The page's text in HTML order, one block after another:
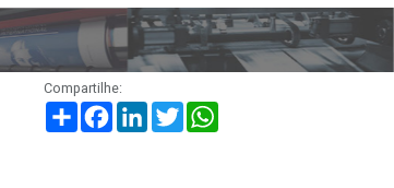
Compartilhar
Compartilhe: